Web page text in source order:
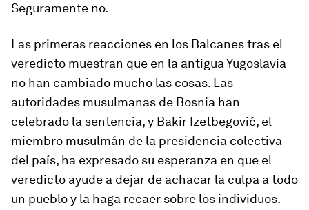
Seguramente no.
Las primeras reacciones en los Balcanes tras el
veredicto muestran que en la antigua Yugoslavia
no han cambiado mucho las cosas. Las
autoridades musulmanas de Bosnia han
celebrado la sentencia, y Bakir Izetbegović, el
miembro musulmán de la presidencia colectiva
del país, ha expresado su esperanza en que el
veredicto ayude a dejar de achacar la culpa a todo
un pueblo y la haga recaer sobre los individuos.